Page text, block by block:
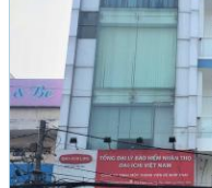
Giá: Vui lòng gọi
Vị trí: Thành Phố Hồ Chí
Lượt xem: 28115